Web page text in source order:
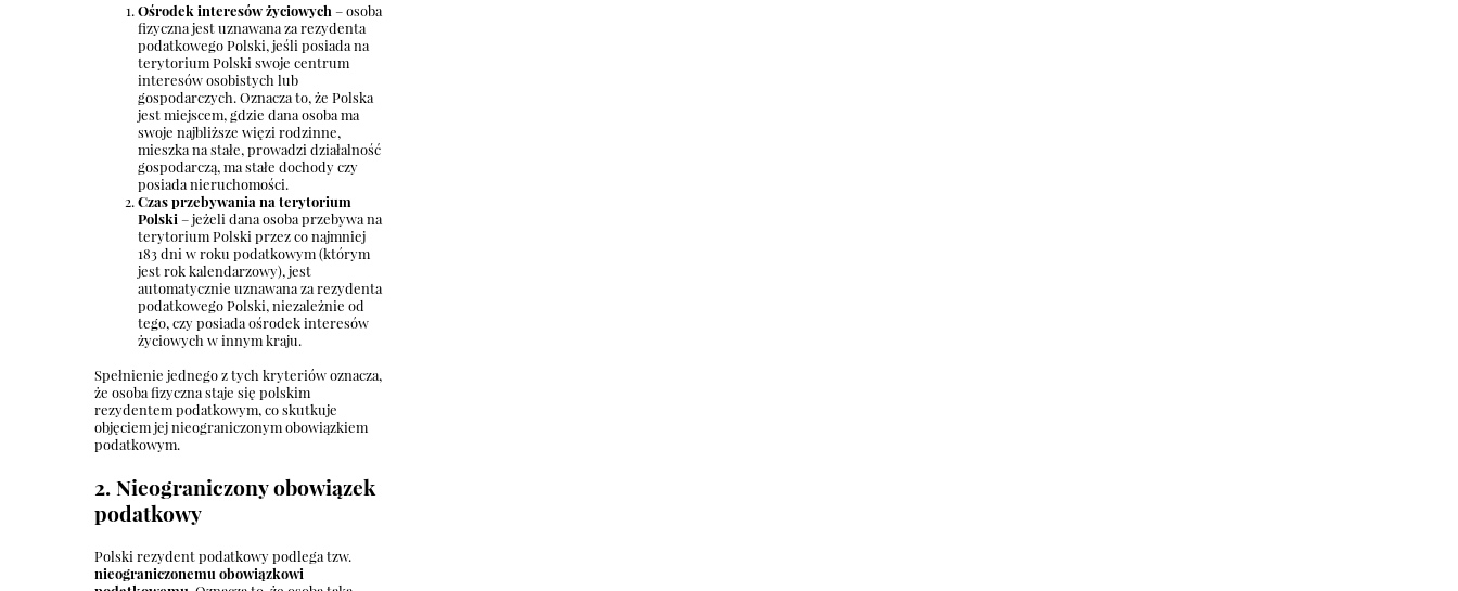
Ośrodek interesów życiowych – osoba
fizyczna jest uznawana za rezydenta
podatkowego Polski, jeśli posiada na
terytorium Polski swoje centrum
interesów osobistych lub
gospodarczych. Oznacza to, że Polska
jest miejscem, gdzie dana osoba ma
swoje najbliższe więzi rodzinne,
mieszka na stałe, prowadzi działalność
gospodarczą, ma stałe dochody czy
posiada nieruchomości.
Czas przebywania na terytorium
Polski – jeżeli dana osoba przebywa na
terytorium Polski przez co najmniej
183 dni w roku podatkowym (którym
jest rok kalendarzowy), jest
automatycznie uznawana za rezydenta
podatkowego Polski, niezależnie od
tego, czy posiada ośrodek interesów
życiowych w innym kraju.
Spełnienie jednego z tych kryteriów oznacza,
że osoba fizyczna staje się polskim
rezydentem podatkowym, co skutkuje
objęciem jej nieograniczonym obowiązkiem
podatkowym.
2. Nieograniczony obowiązek
podatkowy
Polski rezydent podatkowy podlega tzw.
nieograniczonemu obowiązkowi